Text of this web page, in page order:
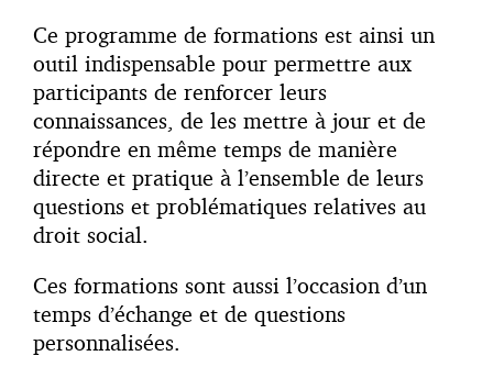
Ce programme de formations est ainsi un
outil indispensable pour permettre aux
participants de renforcer leurs
connaissances, de les mettre à jour et de
répondre en même temps de manière
directe et pratique à l’ensemble de leurs
questions et problématiques relatives au
droit social.
Ces formations sont aussi l’occasion d’un
temps d’échange et de questions
personnalisées.